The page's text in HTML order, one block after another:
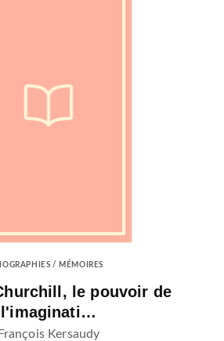
/ MÉMOIRES
le pouvoir de
l'imaginati…
François Kersaudy